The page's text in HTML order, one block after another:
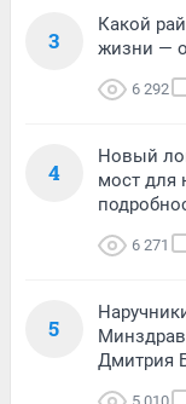
3
Какой
жизни —
6 292
4
Новый
мост для
6 271
5
Дмитрия